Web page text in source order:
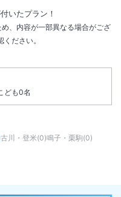
いたプラン！
、内容が一部異なる場合がござ
ださい。
ども0名
古川・登米(0)鳴子・栗駒(0)